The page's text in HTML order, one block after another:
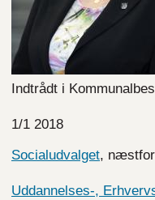
Indtrådt i
1/1 2018
Socialudvalget,
Uddannelses-,